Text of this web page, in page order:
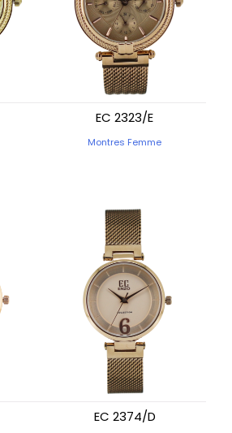
EC 2323/E
Montres Femme
EC 2374/D